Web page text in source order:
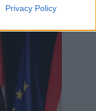
Privacy Policy